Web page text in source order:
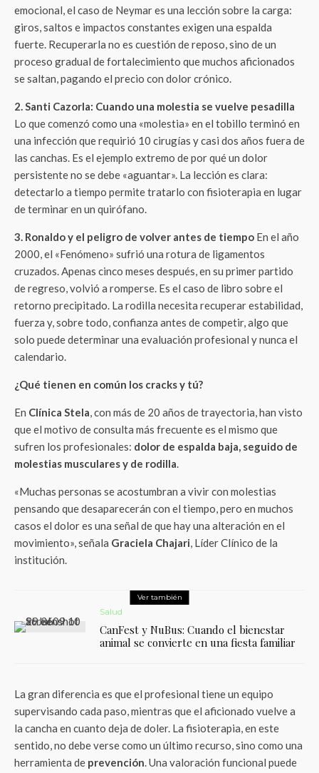
emocional, el caso de Neymar es una lección sobre la carga:
giros, saltos e impactos constantes exigen una espalda
fuerte. Recuperarla no es cuestión de reposo, sino de un
proceso gradual de fortalecimiento que muchos aficionados
se saltan, pagando el precio con dolor crónico.
2. Santi Cazorla: Cuando una molestia se vuelve pesadilla
Lo que comenzó como una «molestia» en el tobillo terminó en
una infección que requirió 10 cirugías y casi dos años fuera de
las canchas. Es el ejemplo extremo de por qué un dolor
persistente no se debe «aguantar». La lección es clara:
detectarlo a tiempo permite tratarlo con fisioterapia en lugar
de terminar en un quirófano.
3. Ronaldo y el peligro de volver antes de tiempo En el año
2000, el «Fenómeno» sufrió una rotura de ligamentos
cruzados. Apenas cinco meses después, en su primer partido
de regreso, volvió a romperse. Es el caso de libro sobre el
retorno precipitado. La rodilla necesita recuperar estabilidad,
fuerza y, sobre todo, confianza antes de competir, algo que
solo puede determinar una evaluación profesional y nunca el
calendario.
¿Qué tienen en común los cracks y tú?
En Clínica Stela, con más de 20 años de trayectoria, han visto
que el motivo de consulta más frecuente es el mismo que
sufren los profesionales: dolor de espalda baja, seguido de
molestias musculares y de rodilla.
«Muchas personas se acostumbran a vivir con molestias
pensando que desaparecerán con el tiempo, pero en muchos
casos el dolor es una señal de que hay una alteración en el
movimiento», señala Graciela Chajari, Líder Clínico de la
institución.
Ver también
Salud
CanFest y NuBus: Cuando el bienestar
animal se convierte en una fiesta familiar
La gran diferencia es que el profesional tiene un equipo
supervisando cada paso, mientras que el aficionado vuelve a
la cancha en cuanto deja de doler. La fisioterapia, en este
sentido, no debe verse como un último recurso, sino como una
herramienta de prevención. Una valoración funcional puede